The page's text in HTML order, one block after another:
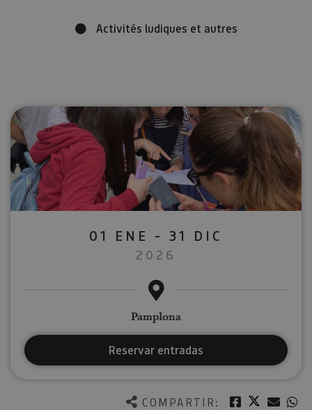
Activités ludiques et autres
COMPARTIR: Facebook
Twitter
01 ENE - 31 DIC
2026
Pamplona
Reservar entradas